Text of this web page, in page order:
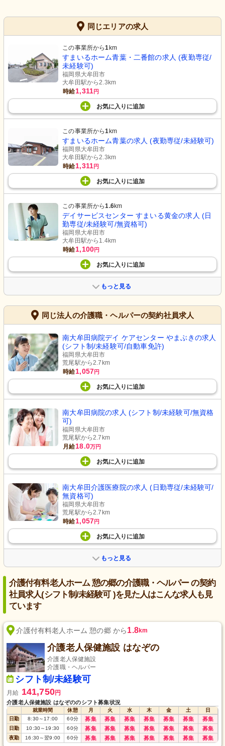
同じエリアの求人
この事業所から1 km
すまいるホーム青葉・二番館の求人 (夜勤専従/
未経験可)
福岡県大牟田市
大牟田駅から2.3km
時給1,311円
お気に入り に追加
この事業所から1 km
すまいるホーム青葉の求人 (夜勤専従/未経験可)
福岡県大牟田市
大牟田駅から2.3km
時給1,311円
お気に入り に追加
この事業所から1.6km
デイサービスセンター すまいる黄金の求人 (日
勤専従/未経験可/無資格可)
福岡県大牟田市
大牟田駅から1.4km
時給1,100円
お気に入り に追加
もっと見る
同じ法人の介護職・ヘルパーの契約社員求人
南大牟田病院デイ ケアセンター やまぶきの求人
(シフト制/未経験可/自動車免許)
福岡県大牟田市
荒尾駅から2.7km
時給1,057円
お気に入り に追加
南大牟田病院の求人 (シフト制/未経験可/無資格
可)
福岡県大牟田市
荒尾駅から2.7km
月給18.0万円
お気に入り に追加
南大牟田介護医療院の求人 (日勤専従/未経験可/
無資格可)
福岡県大牟田市
荒尾駅から2.7km
時給1,057円
お気に入り に追加
もっと見る
介護付有料老人ホーム 憩の郷の介護職・ヘルパー の契約
社員求人(シフト制/未経験可 )を見た人はこんな求人も見
ています
介護付有料老人ホーム 憩の郷 から1.8km
介護老人保健施設 はなぞの
介護老人保健施設
介護職・ヘルパー
シフト制/未経験可
月給 141,750円
介護老人保健施設 はなぞののシフト募集状況
就業時間 休憩 月 火 水 木 金 土
日
日勤
8:30～17:00 60分 募集 募集 募集 募集 募集 募集 募集
日勤 10:30～19:30 60分 募集 募集 募集 募集 募集 募集 募集
夜勤 16:30～翌9:00 60分 募集 募集 募集 募集 募集 募集 募集